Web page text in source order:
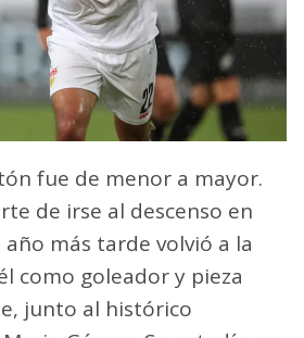
fue de menor a mayor.
de irse al descenso en
más tarde volvió a la
como goleador y pieza
junto al histórico